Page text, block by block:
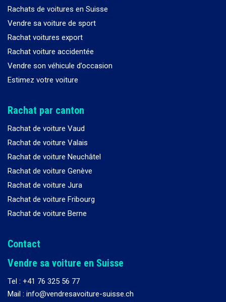
Rachats de voitures en Suisse
Vendre sa voiture de sport
Rachat voitures export
Rachat voiture accidentée
Vendre son véhicule d’occasion
Estimez votre voiture
Rachat par canton
Rachat de voiture Vaud
Rachat de voiture Valais
Rachat de voiture Neuchâtel
Rachat de voiture Genève
Rachat de voiture Jura
Rachat de voiture Fribourg
Rachat de voiture Berne
Contact
Vendre sa voiture en Suisse
Tel : +41 76 325 56 77
Mail : info@vendresavoiture-suisse.ch